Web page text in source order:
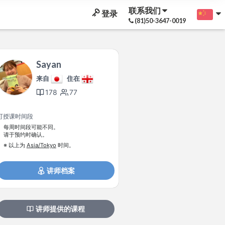
登录 联系我们
(81)50-3647-0019
Sayan
来自 住在
178 77
授课时间段
每周时间段可能不同。
请于预约时确认。
※ 以上为 Asia/Tokyo 时间。
讲师档案
讲师提供的课程